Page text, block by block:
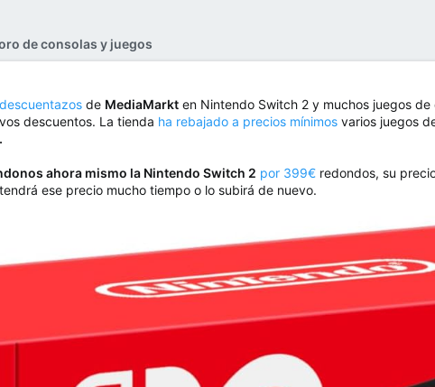
de consolas y juegos
de MediaMarkt en Nintendo Switch 2 y muchos juegos de
descuentos. La tienda ha rebajado a precios mínimos varios juegos
ahora mismo la Nintendo Switch 2 por 399€ redondos, su
ese precio mucho tiempo o lo subirá de nuevo.